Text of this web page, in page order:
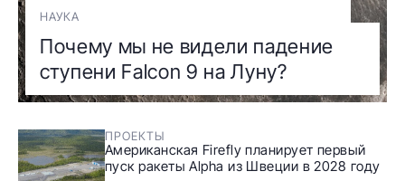
НАУКА
Почему мы не видели падение
ступени Falcon 9 на Луну?
ПРОЕКТЫ
Американская Firefly планирует первый
пуск ракеты Alpha из Швеции в 2028 году